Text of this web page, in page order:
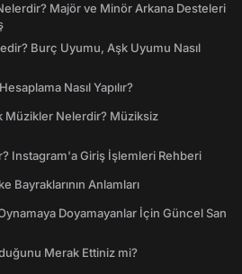
Majör ve Minör Arkana Desteleri
Burç Uyumu, Aşk Uyumu Nasıl
Nasıl Yapılır?
Müzikler Nelerdir? Müziksiz
Instagram'a Giriş İşlemleri Rehberi
Bayraklarının Anlamları
Doyamayanlar İçin Güncel San
Merak Ettiniz mi?